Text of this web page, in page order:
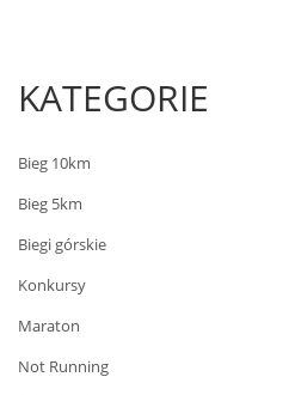
KATEGORIE
Bieg 10km
Bieg 5km
Biegi górskie
Konkursy
Maraton
Not Running